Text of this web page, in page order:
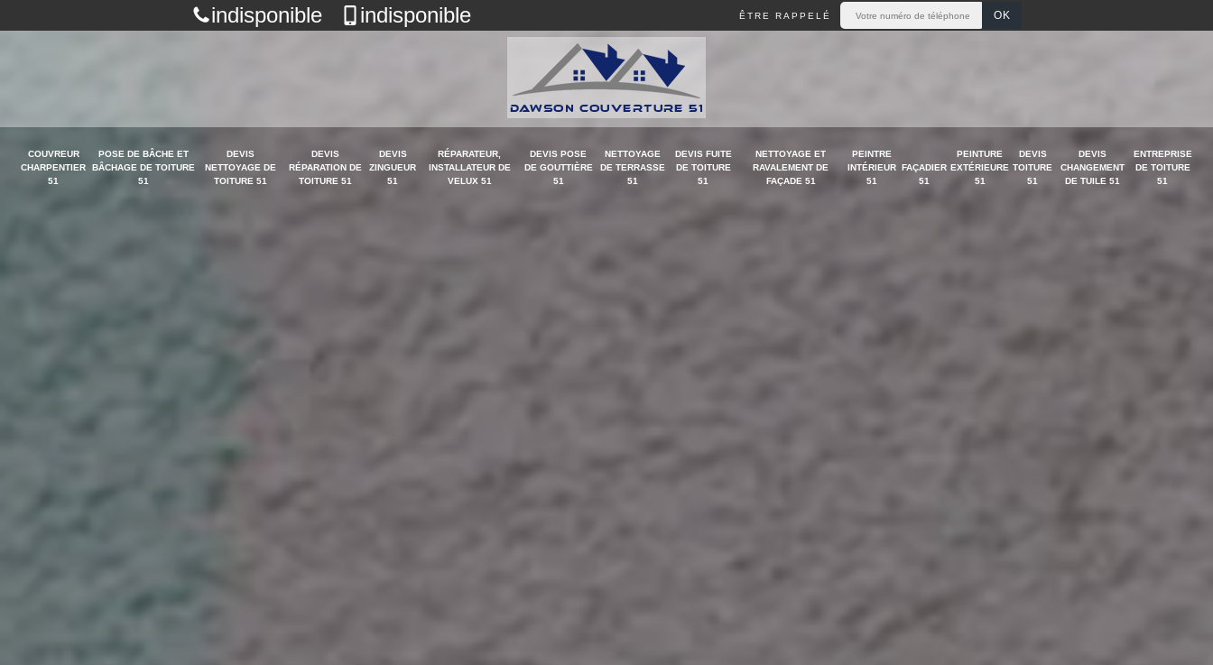
indisponible indisponible ÊTRE RAPPELÉ
COUVREUR
CHARPENTIER
51
POSE DE BÂCHE ET
BÂCHAGE DE TOITURE
51
DEVIS
NETTOYAGE DE
TOITURE 51
DEVIS
RÉPARATION DE
TOITURE 51
DEVIS
ZINGUEUR
51
RÉPARATEUR,
INSTALLATEUR DE
VELUX 51
DEVIS POSE
DE GOUTTIÈRE
51
NETTOYAGE
DE TERRASSE
51
DEVIS FUITE
DE TOITURE
51
NETTOYAGE ET
RAVALEMENT DE
FAÇADE 51
PEINTRE
INTÉRIEUR
51
FAÇADIER
51
PEINTURE
EXTÉRIEURE
51
DEVIS
TOITURE
51
DEVIS
CHANGEMENT
DE TUILE 51
ENTREPRISE
DE TOITURE
51